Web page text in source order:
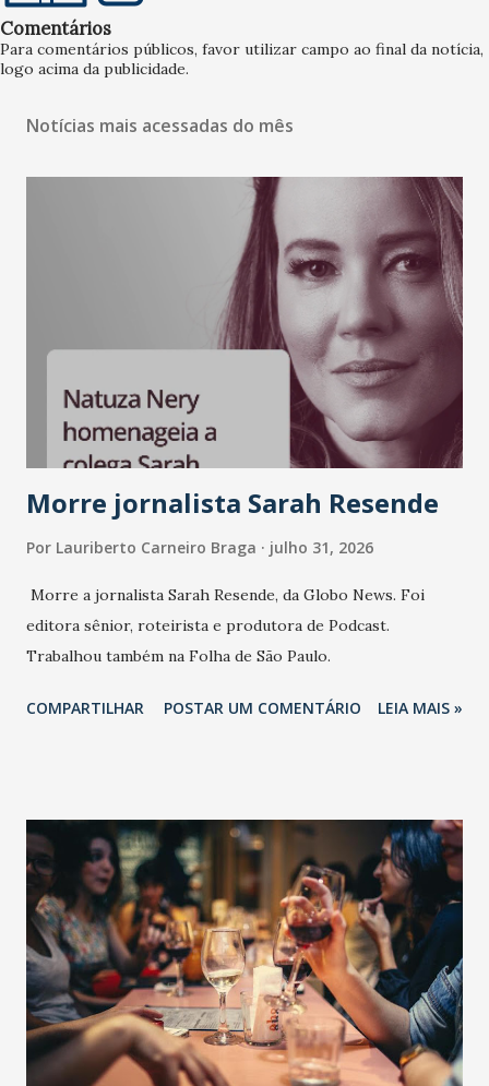
Comentários
Para comentários públicos, favor utilizar campo ao final da notícia,
logo acima da publicidade.
Notícias mais acessadas do mês
Morre jornalista Sarah Resende
Por Lauriberto Carneiro Braga julho 31, 2026
Morre a jornalista Sarah Resende, da Globo News. Foi
editora sênior, roteirista e produtora de Podcast.
Trabalhou também na Folha de São Paulo.
COMPARTILHAR POSTAR UM COMENTÁRIO LEIA MAIS »